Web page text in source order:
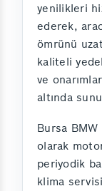
yenilikleri
ederek,
ömrünü
kaliteli
ve
altında
Bursa
olarak
periyodik
klima